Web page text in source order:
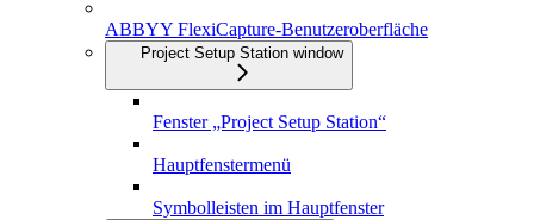
ABBYY FlexiCapture-Benutzeroberfläche
Project Setup Station window
Fenster „Project Setup Station“
Hauptfenstermenü
Symbolleisten im Hauptfenster